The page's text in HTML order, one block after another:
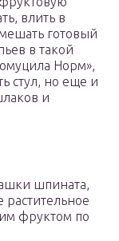
влить в
готовый
в такой
Норм»,
стул, но еще и
и
шпината,
фруктом по